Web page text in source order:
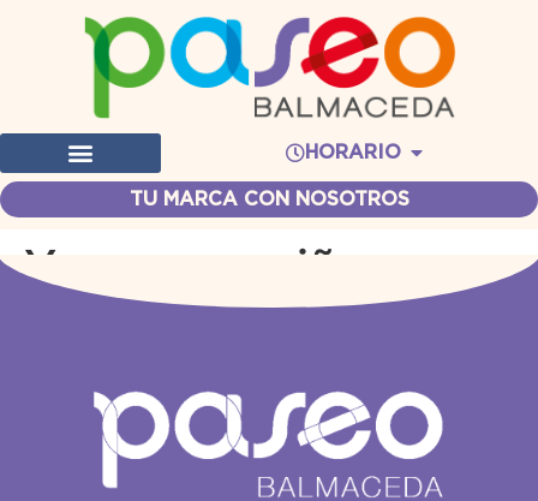
HORARIO
TU MARCA CON NOSOTROS
Yoga para niños